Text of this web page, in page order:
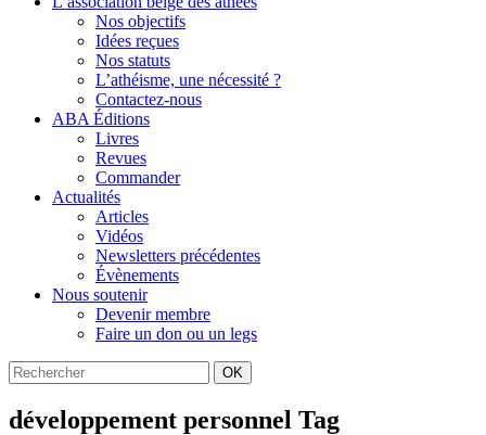
Nos objectifs
Idées reçues
Nos statuts
L’athéisme, une nécessité ?
Contactez-nous
ABA Éditions
Livres
Revues
Commander
Actualités
Articles
Vidéos
Newsletters précédentes
Évènements
Nous soutenir
Devenir membre
Faire un don ou un legs
OK
développement personnel Tag